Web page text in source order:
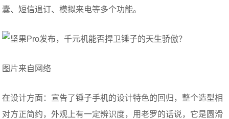
囊、短信退订、模拟来电等多个功能。
图片来自网络
在设计方面：宣告了锤子手机的设计特色的回归，整个造型相
对方正简约，外观上有一定辨识度，用老罗的话说，它是圆滑